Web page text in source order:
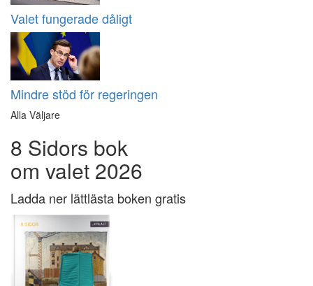
Valet fungerade dåligt
Mindre stöd för regeringen
Alla Väljare
8 Sidors bok
om valet 2026
Ladda ner lättlästa boken gratis